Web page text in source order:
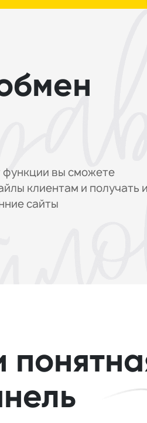
функции вы сможете
клиентам и получать
сайты